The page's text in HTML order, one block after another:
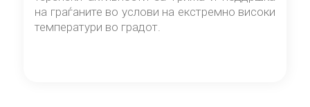
на граѓаните во услови на екстремно високи
температури во градот.